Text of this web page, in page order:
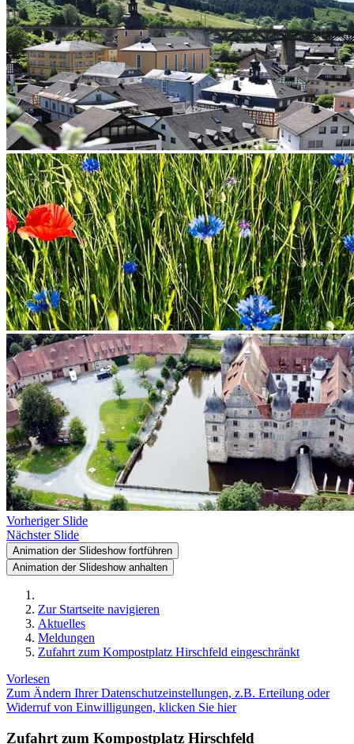
Vorheriger Slide
Nächster Slide
Animation der Slideshow fortführen
Animation der Slideshow anhalten
Zur Startseite navigieren
Aktuelles
Meldungen
Zufahrt zum Kompostplatz Hirschfeld eingeschränkt
Vorlesen
Zum Ändern Ihrer Datenschutzeinstellungen, z.B. Erteilung oder
Widerruf von Einwilligungen, klicken Sie hier
Zufahrt zum Kompostplatz Hirschfeld